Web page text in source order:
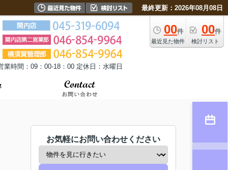
最終更新：2026年08月08日
00件
最近見た物件
00件
検討リスト
業時間：09：00-18：00 定休日：水曜日
お気軽にお問い合わせください